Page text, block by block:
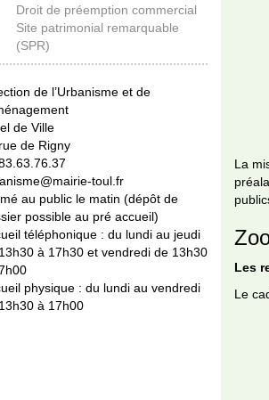
Droit de préemption commercial
Site patrimonial remarquable
(SPR)
de l’Urbanisme et de
de Ville
de Rigny
toul.fr
au public le matin (dépôt de
possible au pré accueil)
téléphonique : du lundi au jeudi
à 17h30 et vendredi de 13h30
physique : du lundi au vendredi
à 17h00
La
Les
Le